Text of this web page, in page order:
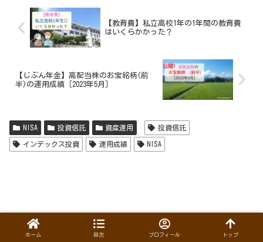
【教育費】私立高校1年の1年間の教育費
はいくらかかった？
【じぶん年金】高配当株のお宝銘柄(前
半)の運用成績［2023年5月］
NISA 投資信託 資産運用 投資信託
インデックス投資 運用成績 NISA
ホーム 目次 プロフィール トップ